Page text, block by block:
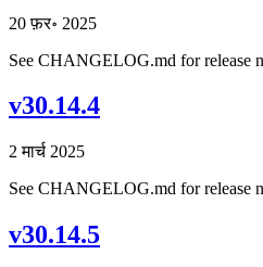
20 फ़र॰ 2025
See CHANGELOG.md for release
v30.14.4
2 मार्च 2025
See CHANGELOG.md for release
v30.14.5